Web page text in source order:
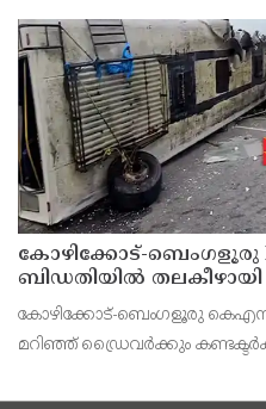
പൊലീസിനെ പരസ്യമായി
കോഴിക്കോട്-ബെംഗളൂരു
ബിഡതിയിൽ
കണ്ടക്ടർക്കും
പരിക്ക്
കോഴിക്കോട്-ബെംഗളൂരു
മറിഞ്ഞ് ഡ്രൈവര്‍ക്കും
നിയന്ത്രണം വിട്ട ബസ് സൂചനാ